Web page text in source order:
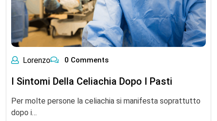
Lorenzo 0 Comments
I Sintomi Della Celiachia Dopo I Pasti
Per molte persone la celiachia si manifesta soprattutto
dopo i…